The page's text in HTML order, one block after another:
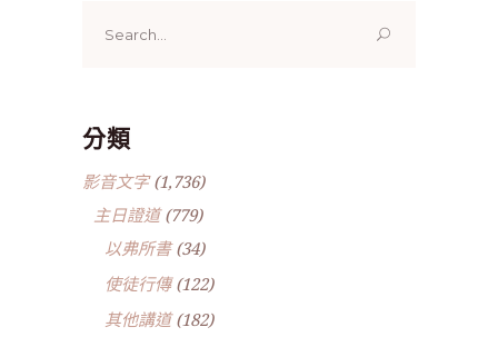
for:
分類
影音文字(1,736)
主日證道(779)
以弗所書(34)
使徒行傳(122)
其他講道(182)